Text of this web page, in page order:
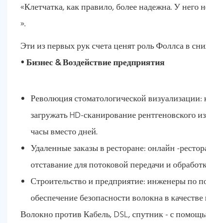
«Клетчатка, как правило, более надежна. У него
».
Эти из первых рук счета ценят роль Фоллса в
• Бизнес & Воздействие предприятия
Революция стоматологической
загружать HD-сканирование рентгеновского
часы вместо дней.
Удаленные заказы в ресторане: онлайн -
отставание для потоковой передачи и
Строительство и предприятие: инженеры по
обеспечение безопасности волокна в
Волокно против Кабель, DSL, спутник - с